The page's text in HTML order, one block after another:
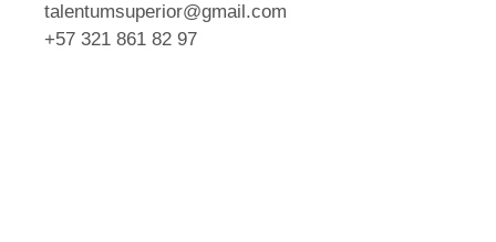
talentumsuperior@gmail.com
+57 321 861 82 97